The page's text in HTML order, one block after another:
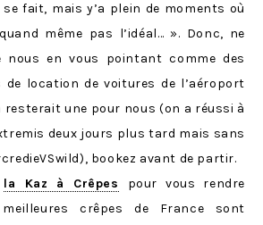
fait, mais y’a plein de moments où
même pas l’idéal… ». Donc, ne
nous en vous pointant comme des
location de voitures de l’aéroport
resterait une pour nous (on a réussi à
deux jours plus tard mais sans
bookez avant de partir.
la Kaz à Crêpes
pour vous rendre
crêpes de France sont